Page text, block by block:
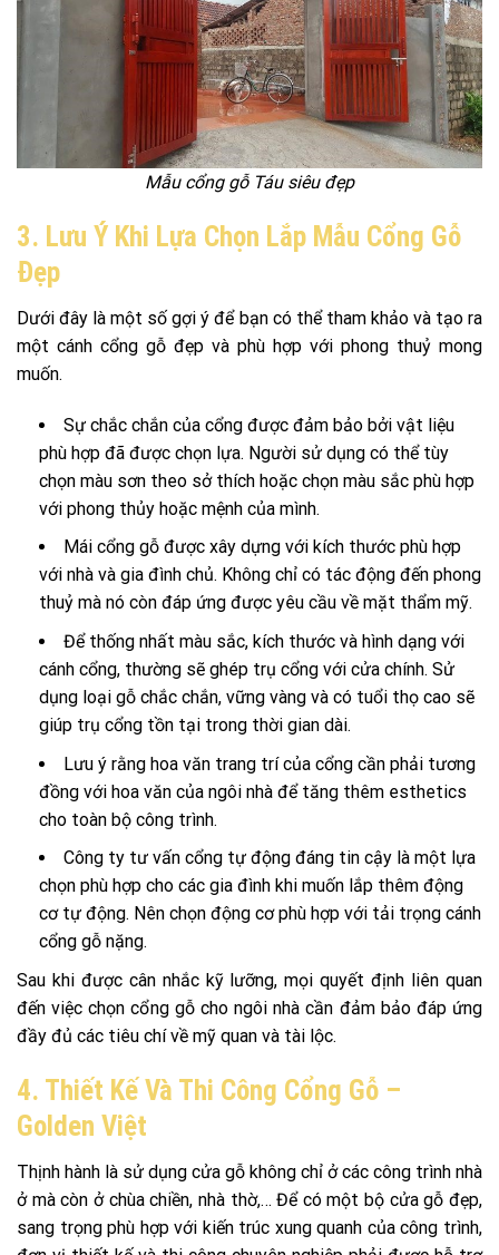
Mẫu cổng gỗ Táu siêu đẹp
3. Lưu Ý Khi Lựa Chọn Lắp Mẫu Cổng Gỗ
Đẹp
Dưới đây là một số gợi ý để bạn có thể tham khảo và tạo ra
một cánh cổng gỗ đẹp và phù hợp với phong thuỷ mong
muốn.
Sự chắc chắn của cổng được đảm bảo bởi vật liệu
phù hợp đã được chọn lựa. Người sử dụng có thể tùy
chọn màu sơn theo sở thích hoặc chọn màu sắc phù hợp
với phong thủy hoặc mệnh của mình.
Mái cổng gỗ được xây dựng với kích thước phù hợp
với nhà và gia đình chủ. Không chỉ có tác động đến phong
thuỷ mà nó còn đáp ứng được yêu cầu về mặt thẩm mỹ.
Để thống nhất màu sắc, kích thước và hình dạng với
cánh cổng, thường sẽ ghép trụ cổng với cửa chính. Sử
dụng loại gỗ chắc chắn, vững vàng và có tuổi thọ cao sẽ
giúp trụ cổng tồn tại trong thời gian dài.
Lưu ý rằng hoa văn trang trí của cổng cần phải tương
đồng với hoa văn của ngôi nhà để tăng thêm esthetics
cho toàn bộ công trình.
Công ty tư vấn cổng tự động đáng tin cậy là một lựa
chọn phù hợp cho các gia đình khi muốn lắp thêm động
cơ tự động. Nên chọn động cơ phù hợp với tải trọng cánh
cổng gỗ nặng.
Sau khi được cân nhắc kỹ lưỡng, mọi quyết định liên quan
đến việc chọn cổng gỗ cho ngôi nhà cần đảm bảo đáp ứng
đầy đủ các tiêu chí về mỹ quan và tài lộc.
4. Thiết Kế Và Thi Công Cổng Gỗ –
Golden Việt
Thịnh hành là sử dụng cửa gỗ không chỉ ở các công trình nhà
ở mà còn ở chùa chiền, nhà thờ,… Để có một bộ cửa gỗ đẹp,
sang trọng phù hợp với kiến trúc xung quanh của công trình,